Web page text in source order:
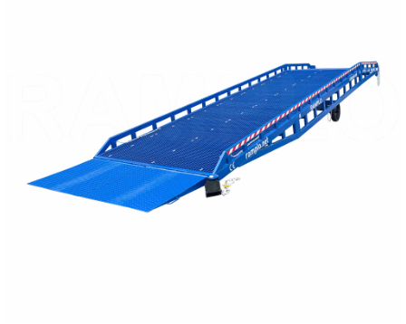
WEITERE DETAILS